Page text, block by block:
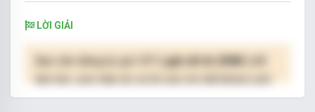
LỜI GIẢI
( giá chỉ từ 250K )
hạn.